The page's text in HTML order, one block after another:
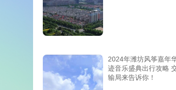
2024年潍坊风筝嘉年
迹音乐盛典出行攻略
输局来告诉你！